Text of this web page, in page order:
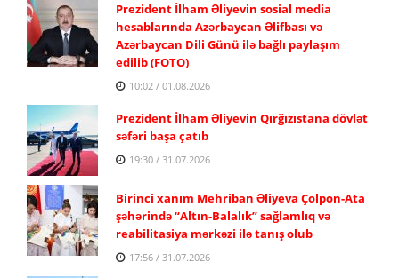
Prezident İlham Əliyevin sosial media
hesablarında Azərbaycan Əlifbası və
Azərbaycan Dili Günü ilə bağlı paylaşım
edilib (FOTO)
10:02 / 01.08.2026
Prezident İlham Əliyevin Qırğızıstana dövlət
səfəri başa çatıb
19:30 / 31.07.2026
Birinci xanım Mehriban Əliyeva Çolpon-Ata
şəhərində “Altın-Balalık” sağlamlıq və
reabilitasiya mərkəzi ilə tanış olub
17:56 / 31.07.2026